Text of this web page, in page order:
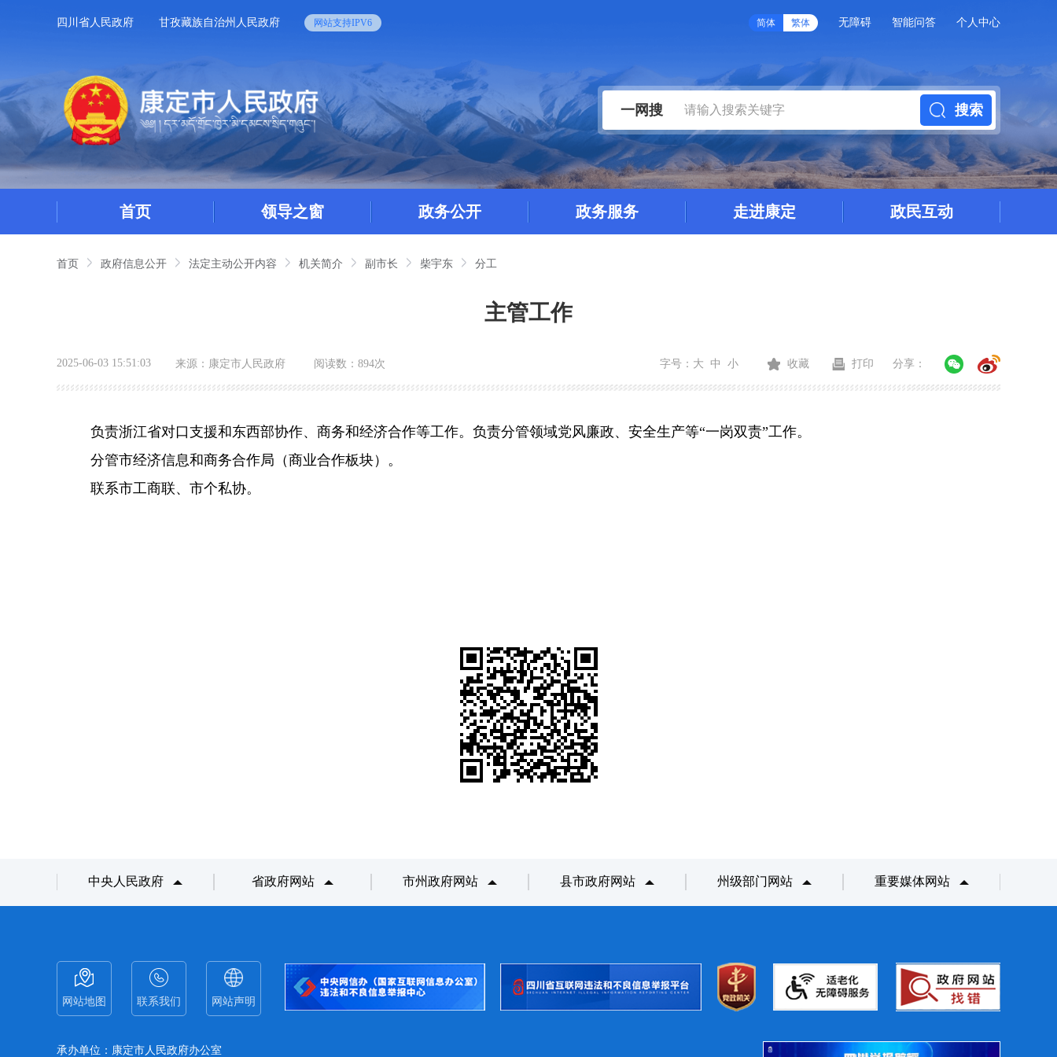
四川省人民政府 甘孜藏族自治州人民政府 网站支持IPV6 简体 繁体 无障碍 智能问答 个人中心
一网搜 搜索
首页 领导之窗 政务公开 政务服务 走进康定 政民互动
首页 政府信息公开 法定主动公开内容 机关简介 副市长 柴宇东 分工
主管工作
2025-06-03 15:51:03 来源： 康定市人民政府 阅读数： 894次 字号： 大 中 小 收藏 打印 分享：
负责浙江省对口支援和东西部协作、商务和经济合作等工作。负责分管领域党风廉政、安全生产等“一岗双责”工作。
分管市经济信息和商务合作局（商业合作板块）。
联系市工商联、市个私协。
中央人民政府 省政府网站 市州政府网站 县市政府网站 州级部门网站 重要媒体网站
网站地图 联系我们 网站声明
承办单位：康定市人民政府办公室